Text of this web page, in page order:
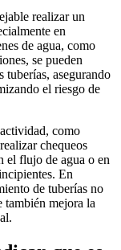
realizar un
en
de agua, como
se pueden
tuberías, asegurando
el riesgo de
como
chequeos
el flujo de agua o en
En
de tuberías no
también mejora la